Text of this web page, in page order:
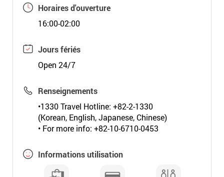
Horaires d'ouverture
16:00-02:00
Jours fériés
Open 24/7
Renseignements
•1330 Travel Hotline: +82-2-1330
(Korean, English, Japanese, Chinese)
• For more info: +82-10-6710-0453
Informations utilisation